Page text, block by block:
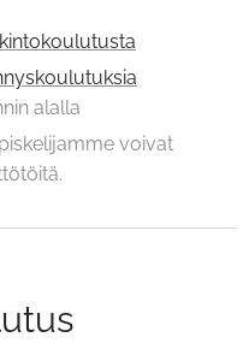
alalla
voivat